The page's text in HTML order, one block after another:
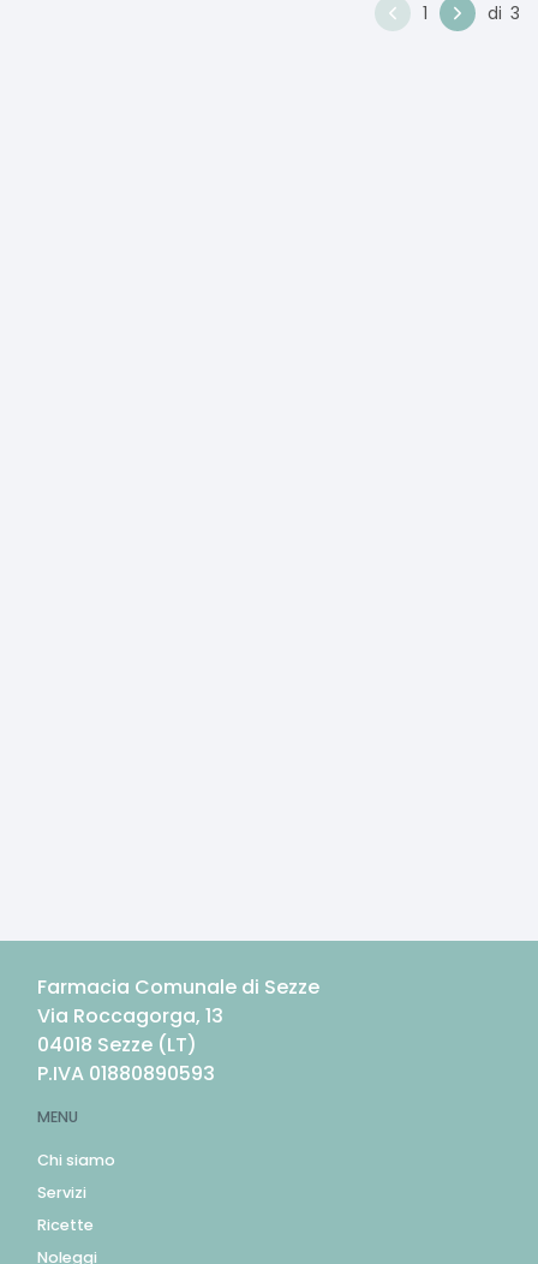
1 di 3
Farmacia Comunale di Sezze
Via Roccagorga, 13
04018 Sezze (LT)
P.IVA 01880890593
MENU
Chi siamo
Servizi
Ricette
Noleggi